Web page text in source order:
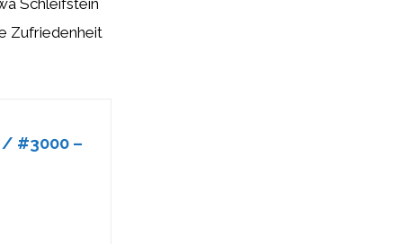
Schleifstein
Zufriedenheit
/ #3000 –